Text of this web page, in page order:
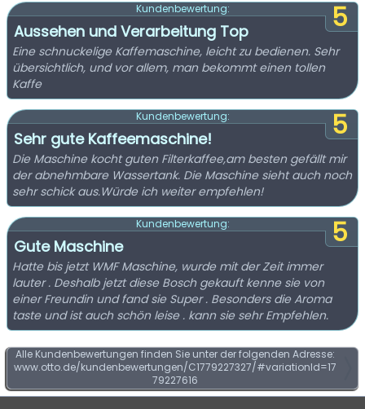
5
Kundenbewertung:
Aussehen und Verarbeitung Top
Eine schnuckelige Kaffemaschine, leicht zu bedienen. Sehr
übersichtlich, und vor allem, man bekommt einen tollen
Kaffe
5
Kundenbewertung:
Sehr gute Kaffeemaschine!
Die Maschine kocht guten Filterkaffee,am besten gefällt mir
der abnehmbare Wassertank. Die Maschine sieht auch noch
sehr schick aus.Würde ich weiter empfehlen!
5
Kundenbewertung:
Gute Maschine
Hatte bis jetzt WMF Maschine, wurde mit der Zeit immer
lauter . Deshalb jetzt diese Bosch gekauft kenne sie von
einer Freundin und fand sie Super . Besonders die Aroma
taste und ist auch schön leise . kann sie sehr Empfehlen.
Alle Kundenbewertungen finden Sie unter der folgenden Adresse:
www.otto.de/kundenbewertungen/C1779227327/#variationId=17
79227616